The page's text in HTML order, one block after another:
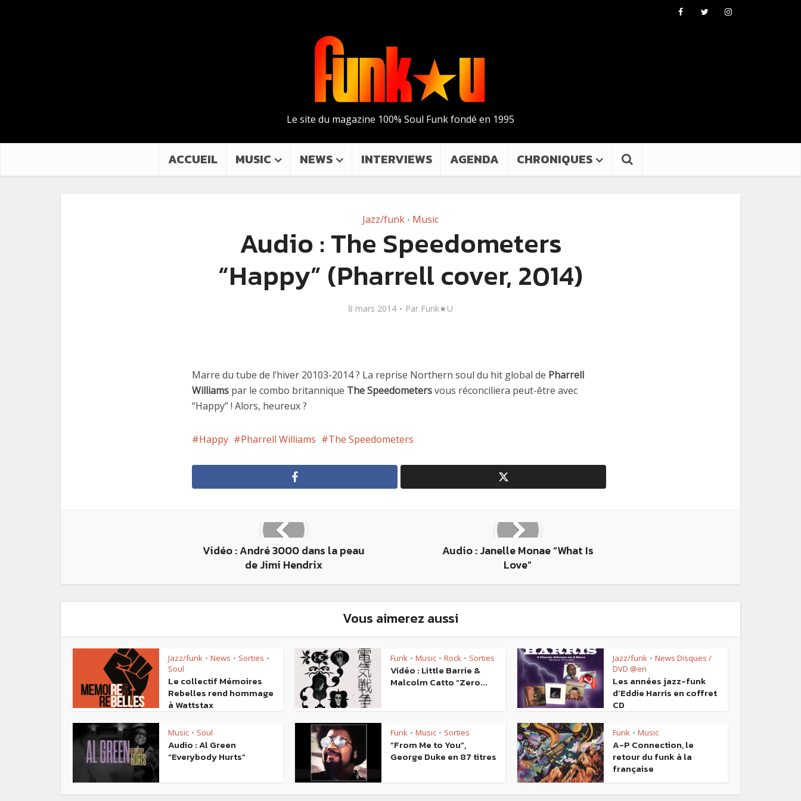
Le site du magazine 100% Soul Funk fondé en 1995
ACCUEIL MUSIC NEWS INTERVIEWS AGENDA CHRONIQUES
Jazz/funk • Music
Audio : The Speedometers
“Happy” (Pharrell cover, 2014)
8 mars 2014 Par Funk★U
Marre du tube de l’hiver 20103-2014 ? La reprise Northern soul du hit global de Pharrell
Williams par le combo britannique The Speedometersvous réconciliera peut-être avec
“Happy” ! Alors, heureux ?
Happy Pharrell Williams The Speedometers
Vidéo : André 3000 dans la peau
de Jimi Hendrix
Audio : Janelle Monae “What Is
Love”
Vous aimerez aussi
Jazz/funk • News • Sorties •
Soul
Le collectif Mémoires
Rebelles rend hommage
à Wattstax
Funk • Music • Rock • Sorties
Vidéo : Little Barrie &
Malcolm Catto “Zero...
Jazz/funk • News Disques /
DVD @en
Les années jazz-funk
d’Eddie Harris en coffret
CD
Music • Soul
Audio : Al Green
“Everybody Hurts”
Funk • Music • Sorties
“From Me to You”,
George Duke en 87 titres
Funk • Music
A-P Connection, le
retour du funk à la
française